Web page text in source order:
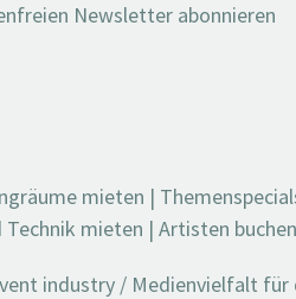
Newsletter abonnieren
mieten |
Technik mieten | Artisten buchen
industry / Medienvielfalt